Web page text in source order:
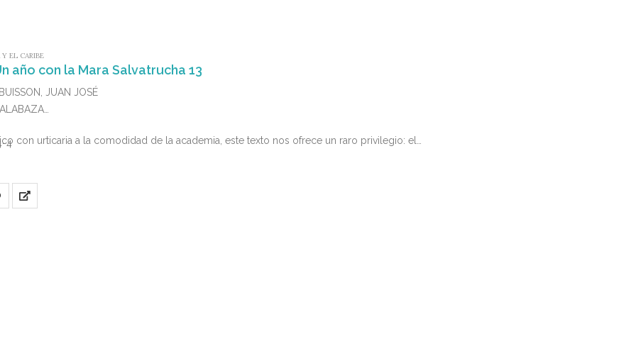
EL CARIBE
año con la Mara Salvatrucha 13
JUAN JOSÉ
4 con urticaria a la comodidad de la academia, este texto nos ofrece un raro privilegio: el…